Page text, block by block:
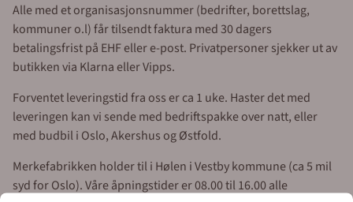
Alle med et organisasjonsnummer (bedrifter, borettslag,
kommuner o.l) får tilsendt faktura med 30 dagers
betalingsfrist på EHF eller e-post. Privatpersoner sjekker ut av
butikken via Klarna eller Vipps.
Forventet leveringstid fra oss er ca 1 uke. Haster det med
leveringen kan vi sende med bedriftspakke over natt, eller
med budbil i Oslo, Akershus og Østfold.
Merkefabrikken holder til i Hølen i Vestby kommune (ca 5 mil
syd for Oslo). Våre åpningstider er 08.00 til 16.00 alle